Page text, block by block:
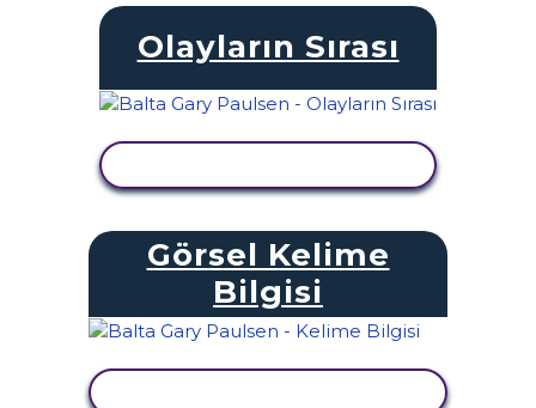
Olayların Sırası
Görsel Kelime
Bilgisi